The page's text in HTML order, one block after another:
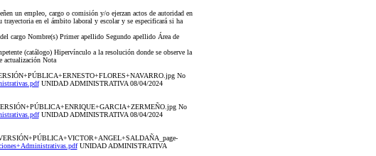
un empleo, cargo o comisión y/o ejerzan actos de autoridad en
en el ámbito laboral y escolar y se especificará si ha
cargo Nombre(s) Primer apellido Segundo apellido Área de
(catálogo) Hipervínculo a la resolución donde se observe la
actualización Nota
No
UNIDAD ADMINISTRATIVA 08/04/2024
No
UNIDAD ADMINISTRATIVA 08/04/2024
UNIDAD ADMINISTRATIVA